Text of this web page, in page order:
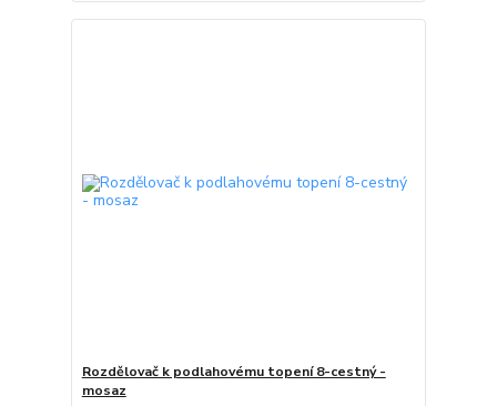
Rozdělovač k podlahovému topení 8-cestný -
mosaz